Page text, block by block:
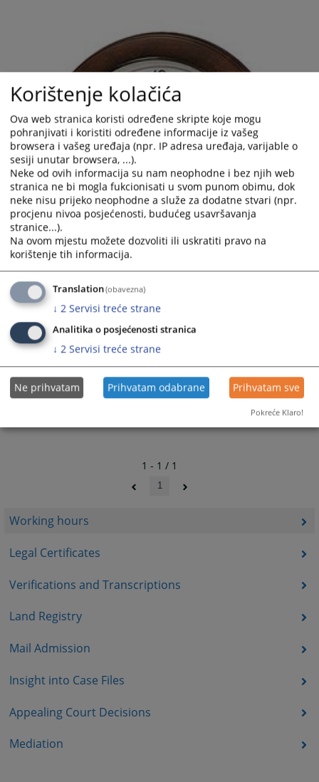
Working hours
Legal Certificates
Verifications and Transcriptions
Land Registry
Mail Admission
Insight into Case Files
Appealing Court Decisions
Mediation
1 - 1 / 1
1
Korištenje kolačića
Ova web stranica koristi određene skripte koje mogu
pohranjivati i koristiti određene informacije iz vašeg
browsera i vašeg uređaja (npr. IP adresa uređaja, varijable o
sesiji unutar browsera, ...).
Neke od ovih informacija su nam neophodne i bez njih web
stranica ne bi mogla fukcionisati u svom punom obimu, dok
neke nisu prijeko neophodne a služe za dodatne stvari (npr.
procjenu nivoa posjećenosti, budućeg usavršavanja
stranice...).
Na ovom mjestu možete dozvoliti ili uskratiti pravo na
korištenje tih informacija.
Translation(obavezna)
↓ 2 Servisi treće strane
Analitika o posjećenosti stranica
↓ 2 Servisi treće strane
Ne prihvatam Prihvatam odabrane Prihvatam sve
Pokreće Klaro!